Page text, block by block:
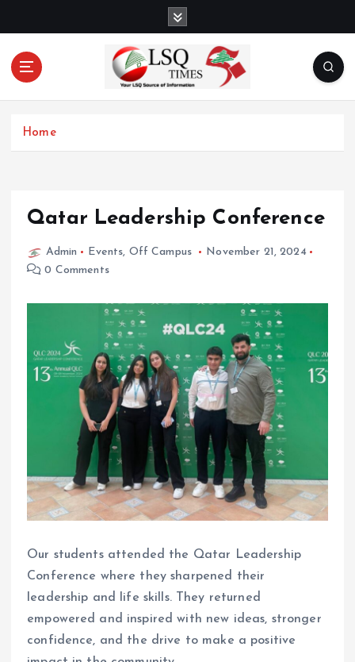
o
Your LSQ source of information
Home
Qatar Leadership Conference
Admin Events, Off Campus
November 21, 2024
0 Comments
Our students attended the Qatar Leadership
Conference where they sharpened their
leadership and life skills. They returned
empowered and inspired with new ideas, stronger
confidence, and the drive to make a positive